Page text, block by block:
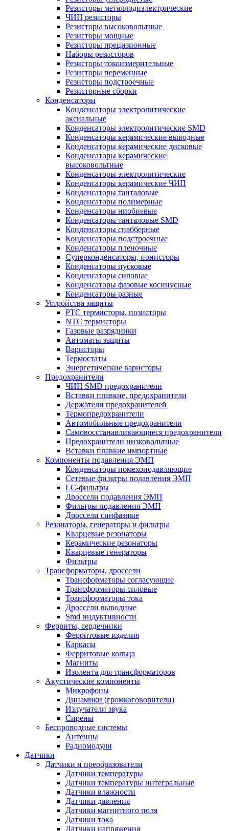
Резисторы металлодиэлектрические
ЧИП резисторы
Резисторы высоковольтные
Резисторы мощные
Резисторы прецизионные
Наборы резисторов
Резисторы токоизмерительные
Резисторы переменные
Резисторы подстроечные
Резисторные сборки
Конденсаторы
Конденсаторы электролитические
аксиальные
Конденсаторы электролитические SMD
Конденсаторы керамические выводные
Конденсаторы керамические дисковые
Конденсаторы керамические
высоковольтные
Конденсаторы электролитические
Конденсаторы керамические ЧИП
Конденсаторы танталовые
Конденсаторы полимерные
Конденсаторы ниобиевые
Конденсаторы танталовые SMD
Конденсаторы снабберные
Конденсаторы подстроечные
Конденсаторы пленочные
Суперконденсаторы, ионисторы
Конденсаторы пусковые
Конденсаторы силовые
Конденсаторы фазовые косинусные
Конденсаторы разные
Устройства защиты
PTC термисторы, позисторы
NTC термисторы
Газовые разрядники
Автоматы защиты
Варисторы
Термостаты
Энергетические варисторы
Предохранители
ЧИП SMD предохранители
Вставки плавкие, предохранители
Держатели предохранителей
Термопредохранители
Автомобильные предохранители
Самовосстанавливающиеся предохранители
Предохранители низковольтные
Вставки плавкие импортные
Компоненты подавления ЭМП
Конденсаторы помехоподавляющие
Сетевые фильтры подавления ЭМП
LC-фильтры
Дроссели подавления ЭМП
Фильтры подавления ЭМП
Дроссели синфазные
Резонаторы, генераторы и фильтры
Кварцевые резонаторы
Керамические резонаторы
Кварцевые генераторы
Фильтры
Трансформаторы, дроссели
Трансформаторы согласующие
Трансформаторы силовые
Трансформаторы тока
Дроссели выводные
Smd индуктивности
Ферриты, сердечники
Ферритовые изделия
Каркасы
Ферритовые кольца
Магниты
Изолента для трансформаторов
Акустические компоненты
Микрофоны
Динамики (громкоговорители)
Излучатели звука
Сирены
Беспроводные системы
Антенны
Радиомодули
Датчики
Датчики и преобразователи
Датчики температуры
Датчики температуры интегральные
Датчики влажности
Датчики давления
Датчики магнитного поля
Датчики тока
Датчики напряжения